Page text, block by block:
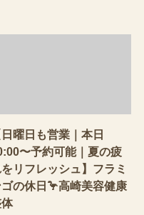
日曜日も営業｜本日
〜予約可能｜夏の疲
リフレッシュ】フラミ
ゴの休日🦩高崎美容健康